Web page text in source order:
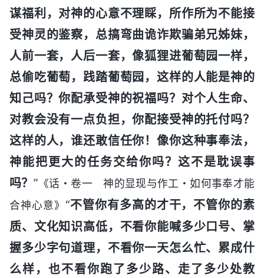
谋福利，对神的心意不理睬，所作所为不能接
受神灵的鉴察，总搞弯曲诡诈欺骗弟兄姊妹，
人前一套，人后一套，像狐狸进葡萄园一样，
总偷吃葡萄，践踏葡萄园，这样的人能是神的
知己吗？你配承受神的祝福吗？对个人生命、
对教会没有一点负担，你配接受神的托付吗？
这样的人，谁还敢信任你！像你这种事奉法，
神能把更大的任务交给你吗？这不是耽误事
吗？ ” 《话・卷一 神的显现与作工・如何事奉才能
合神心意》 “不管你有多高的才干，不管你的素
质、文化知识高低，不看你能喊多少口号、掌
握多少字句道理，不看你一天怎么忙、累成什
么样，也不看你跑了多少路、走了多少处教